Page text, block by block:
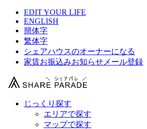
EDIT YOUR LIFE
ENGLISH
簡体字
繁体字
シェアハウスのオーナーになる
家賃お振込みお知らせメール登録
じっくり探す
エリアで探す
マップで探す